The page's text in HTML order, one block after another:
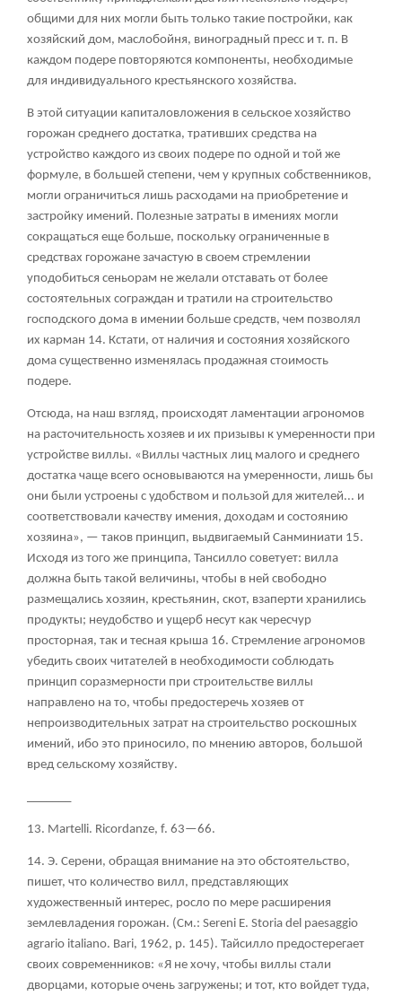
общими для них могли быть только такие постройки, как
хозяйский дом, маслобойня, виноградный пресс и т. п. В
каждом подере повторяются компоненты, необходимые
для индивидуального крестьянского хозяйства.
В этой ситуации капиталовложения в сельское хозяйство
горожан среднего достатка, тративших средства на
устройство каждого из своих подере по одной и той же
формуле, в большей степени, чем у крупных собственников,
могли ограничиться лишь расходами на приобретение и
застройку имений. Полезные затраты в имениях могли
сокращаться еще больше, поскольку ограниченные в
средствах горожане зачастую в своем стремлении
уподобиться сеньорам не желали отставать от более
состоятельных сограждан и тратили на строительство
господского дома в имении больше средств, чем позволял
их карман 14. Кстати, от наличия и состояния хозяйского
дома существенно изменялась продажная стоимость
подере.
Отсюда, на наш взгляд, происходят ламентации агрономов
на расточительность хозяев и их призывы к умеренности при
устройстве виллы. «Виллы частных лиц малого и среднего
достатка чаще всего основываются на умеренности, лишь бы
они были устроены с удобством и пользой для жителей... и
соответствовали качеству имения, доходам и состоянию
хозяина», — таков принцип, выдвигаемый Санминиати 15.
Исходя из того же принципа, Тансилло советует: вилла
должна быть такой величины, чтобы в ней свободно
размещались хозяин, крестьянин, скот, взаперти хранились
продукты; неудобство и ущерб несут как чересчур
просторная, так и тесная крыша 16. Стремление агрономов
убедить своих читателей в необходимости соблюдать
принцип соразмерности при строительстве виллы
направлено на то, чтобы предостеречь хозяев от
непроизводительных затрат на строительство роскошных
имений, ибо это приносило, по мнению авторов, большой
вред сельскому хозяйству.
13. Martelli. Ricordanze, f. 63—66.
14. Э. Серени, обращая внимание на это обстоятельство,
пишет, что количество вилл, представляющих
художественный интерес, росло по мере расширения
землевладения горожан. (См.: Sereni Е. Storia del раesaggio
agrario italiano. Bari, 1962, p. 145). Тайсилло предостерегает
своих современников: «Я не хочу, чтобы виллы стали
дворцами, которые очень загружены; и тот, кто войдет туда,